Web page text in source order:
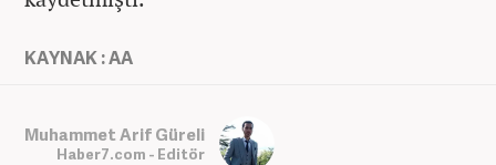
KAYNAK : AA
Muhammet Arif Güreli
Haber7.com - Editör